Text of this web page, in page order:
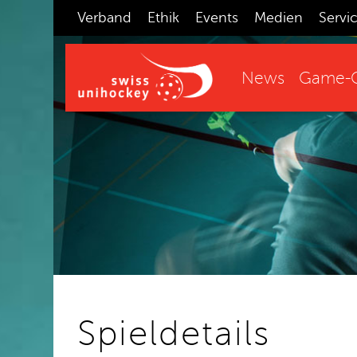
Verband Ethik Events Medien
News Game-
Spieldetails